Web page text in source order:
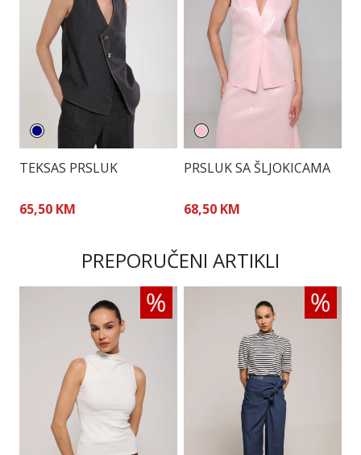
TEKSAS PRSLUK
65,50 KM
PRSLUK SA ŠLJOKICAMA
68,50 KM
PREPORUČENI ARTIKLI